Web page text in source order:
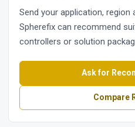
Send your application, region
Spherefix can recommend
controllers or solution
Ask for
Compare